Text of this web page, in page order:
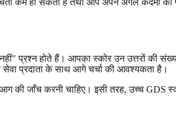
प्रश्न होते हैं। आपका स्कोर उन उत्तरों की
प्रदाता के साथ आगे चर्चा की आवश्यकता है।
जाँच करनी चाहिए। इसी तरह, उच्च GDS